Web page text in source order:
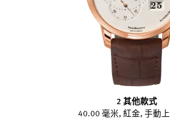
2 其他款式
40.00 毫米, 紅金, 手動